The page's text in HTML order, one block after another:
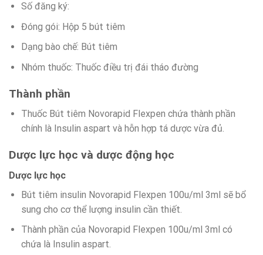
Số đăng ký:
Đóng gói: Hộp 5 bút tiêm
Dạng bào chế: Bút tiêm
Nhóm thuốc: Thuốc điều trị đái tháo đường
Thành phần
Thuốc Bút tiêm Novorapid Flexpen chứa thành phần
chính là Insulin aspart và hỗn hợp tá dược vừa đủ.
Dược lực học và dược động học
Dược lực học
Bút tiêm insulin Novorapid Flexpen 100u/ml 3ml sẽ bổ
sung cho cơ thể lượng insulin cần thiết.
Thành phần của Novorapid Flexpen 100u/ml 3ml có
chứa là Insulin aspart.